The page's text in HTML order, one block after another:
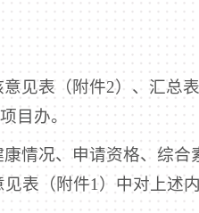
见表（附件2）、汇总
目办。
情况、申请资格、综合
表（附件1）中对上述